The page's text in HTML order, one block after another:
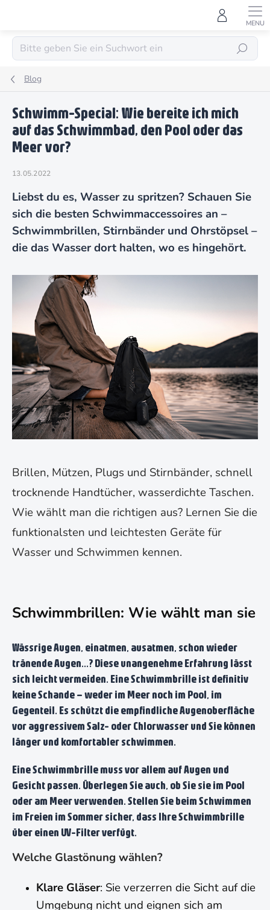
SUCHEN
Blog
Schwimm-Special: Wie bereite ich mich
auf das Schwimmbad, den Pool oder das
Meer vor?
13.05.2022
Liebst du es, Wasser zu spritzen? Schauen Sie
sich die besten Schwimmaccessoires an –
Schwimmbrillen, Stirnbänder und Ohrstöpsel –
die das Wasser dort halten, wo es hingehört.
Brillen, Mützen, Plugs und Stirnbänder, schnell
trocknende Handtücher, wasserdichte Taschen.
Wie wählt man die richtigen aus? Lernen Sie die
funktionalsten und leichtesten Geräte für
Wasser und Schwimmen kennen.
Schwimmbrillen: Wie wählt man sie
Wässrige Augen, einatmen, ausatmen, schon wieder
tränende Augen...? Diese unangenehme Erfahrung lässt
sich leicht vermeiden. Eine Schwimmbrille ist definitiv
keine Schande – weder im Meer noch im Pool, im
Gegenteil. Es schützt die empfindliche Augenoberfläche
vor aggressivem Salz- oder Chlorwasser und Sie können
länger und komfortabler schwimmen.
Eine Schwimmbrille muss vor allem auf Augen und
Gesicht passen. Überlegen Sie auch, ob Sie sie im Pool
oder am Meer verwenden. Stellen Sie beim Schwimmen
im Freien im Sommer sicher, dass Ihre Schwimmbrille
über einen UV-Filter verfügt.
Welche Glastönung wählen?
Klare Gläser: Sie verzerren die Sicht auf die
Umgebung nicht und eignen sich am